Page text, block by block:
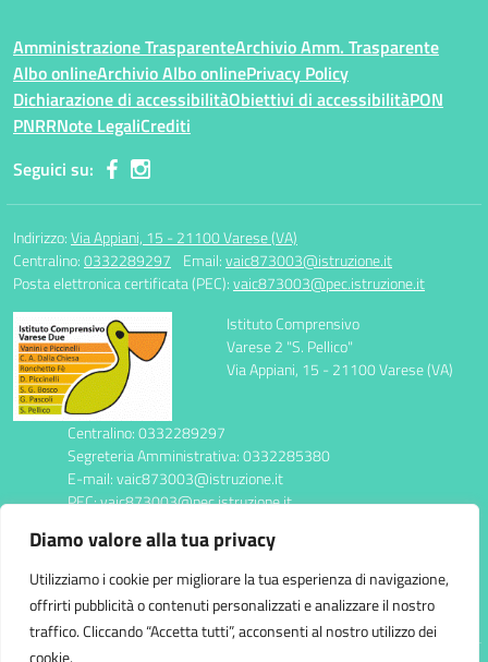
Diamo valore alla tua privacy
Utilizziamo i cookie per migliorare la tua esperienza di navigazione,
offrirti pubblicità o contenuti personalizzati e analizzare il nostro
traffico. Cliccando “Accetta tutti”, acconsenti al nostro utilizzo dei
cookie.
Amministrazione TrasparenteArchivio Amm. Trasparente
Albo onlineArchivio Albo onlinePrivacy Policy
Dichiarazione di accessibilitàObiettivi di accessibilitàPON
PNRRNote LegaliCrediti
Seguici su:
Indirizzo:Via Appiani, 15 - 21100 Varese (VA)
Centralino:0332289297 Email:vaic873003@istruzione.it
Posta elettronica certificata (PEC):vaic873003@pec.istruzione.it
Istituto Comprensivo
Varese 2 "S. Pellico"
Via Appiani, 15 - 21100 Varese (VA)
Centralino: 0332289297
Segreteria Amministrativa: 0332285380
E-mail: vaic873003@istruzione.it
PEC: vaic873003@pec.istruzione.it
Codice Fiscale: 95039310123
CUF: UFEDC4